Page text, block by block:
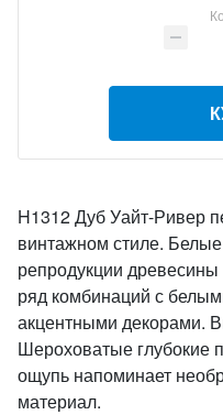
H1312 Дуб Уайт-Ривер
винтажном стиле.
репродукции
ряд комбинаций с
акцентными декорами.
Шероховатые глубокие
ощупь напоминает
материал.